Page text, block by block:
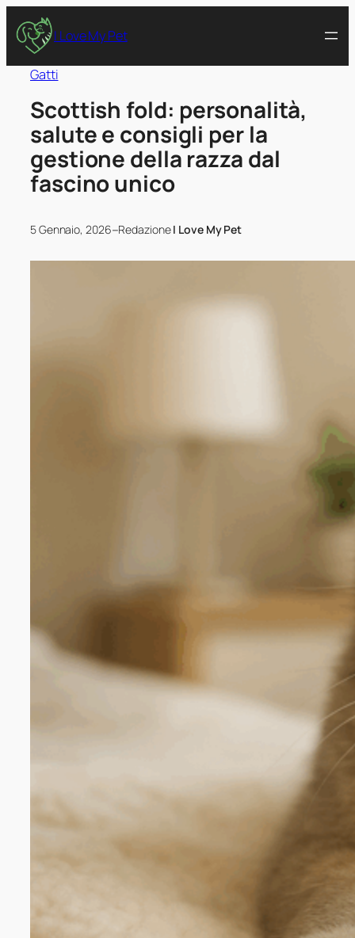
I Love My Pet
Gatti
Scottish fold: personalità,
salute e consigli per la
gestione della razza dal
fascino unico
5 Gennaio, 2026–RedazioneI Love My Pet